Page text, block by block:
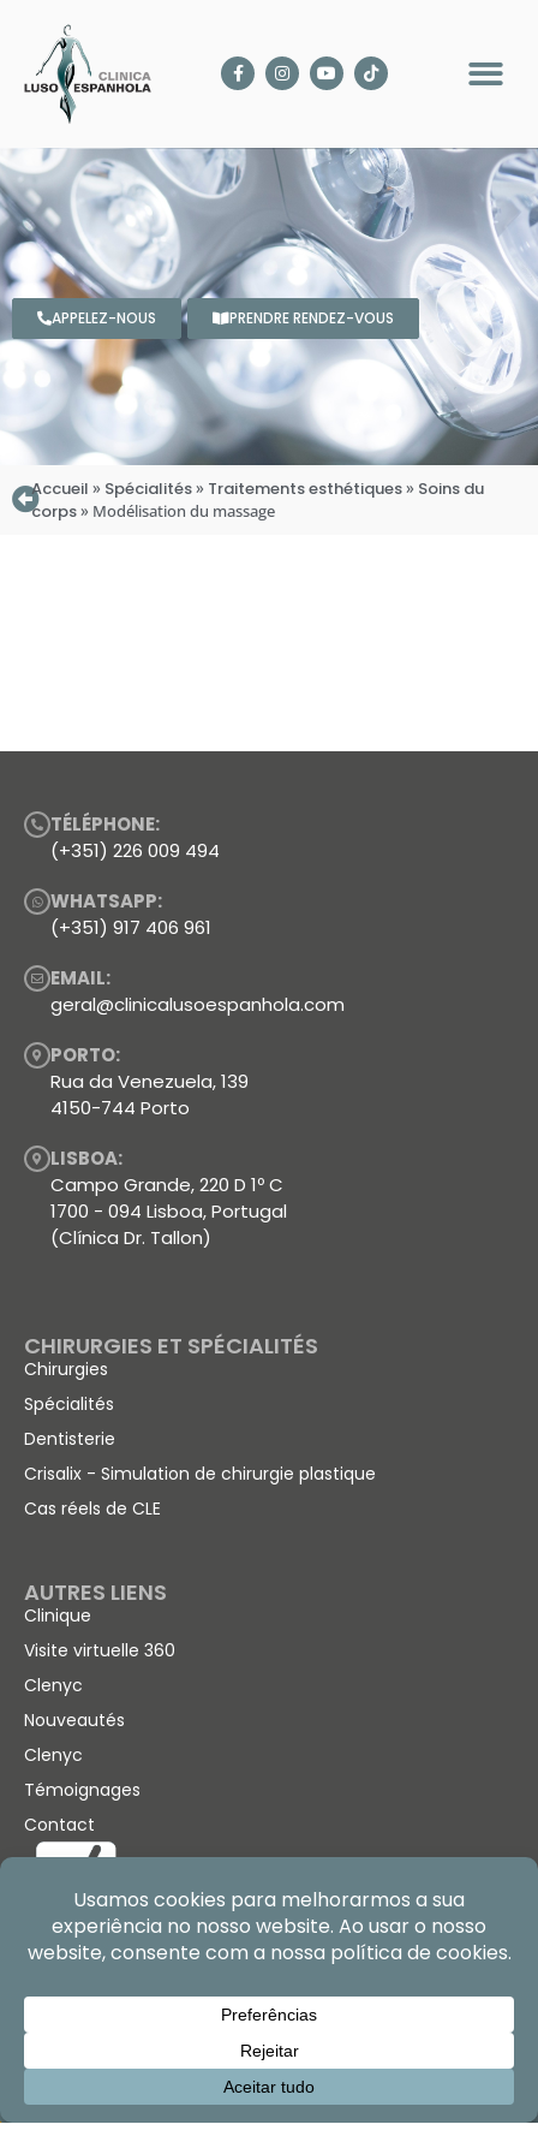
APPELEZ-NOUS PRENDRE RENDEZ-VOUS
Accueil » Spécialités» Traitements esthétiques» Soins du
corps» Modélisation du massage
TÉLÉPHONE:
(+351) 226 009 494
WHATSAPP:
(+351) 917 406 961
EMAIL:
geral@clinicalusoespanhola.com
PORTO:
Rua da Venezuela, 139
4150-744 Porto
LISBOA:
Campo Grande, 220 D 1º C
1700 - 094 Lisboa, Portugal
(Clínica Dr. Tallon)
CHIRURGIES ET SPÉCIALITÉS
Chirurgies
Spécialités
Dentisterie
Crisalix - Simulation de chirurgie plastique
Cas réels de CLE
AUTRES LIENS
Clinique
Visite virtuelle 360
Clenyc
Nouveautés
Clenyc
Témoignages
Contact
BESAUDE – Serviços Médicos, Lda.
Enregistrement ERS n° 41411
Licence d’exploitation n° 5443/2017
Copyright © 2026 Tous droits réservés par Clinica Luso
Espanhola.
SUIVEZ-NOUS! J'ai besoin d'aide